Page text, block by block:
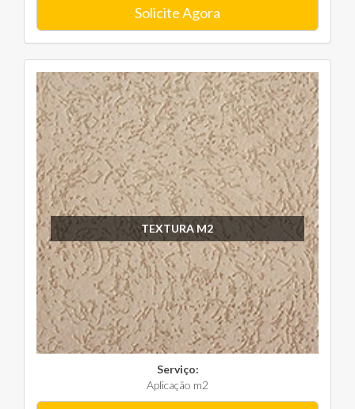
Solicite Agora
TEXTURA M2
Serviço:
Aplicação m2